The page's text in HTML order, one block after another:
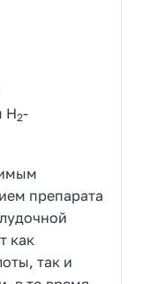
Н2-
препарата
как
так и